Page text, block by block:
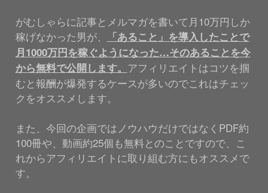
がむしゃらに記事とメルマガを書いて月10万円しか
稼げなかった男が、
「あること」を導入したことで
月1000万円を稼ぐようになった…そのあることを今
から無料で公開します。 アフィリエイトはコツを掴
むと報酬が爆発するケースが多いのでこれはチェッ
クをオススメします。
また、今回の企画ではノウハウだけではなくPDF約
100冊や、動画約25個も無料とのことですので、こ
れからアフィリエイトに取り組む方にもオススメで
す。